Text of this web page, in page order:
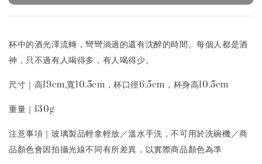
杯中的酒光澤流轉，彎彎淌過的還有沈醉的時間。每個人都是酒
神，只不過有人喝得多，有人喝得少。
尺寸｜高19cm,寬10.5cm，杯口徑6.5cm，杯身高10.5cm
重量｜130g
注意事項｜玻璃製品輕拿輕放／溫水手洗，不可用於洗碗機／商
品顏色會因拍攝光線不同有所差異，以實際商品顏色為準